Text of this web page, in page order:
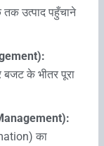
उत्पाद पहुँचाने
बजट के भीतर पूरा
का